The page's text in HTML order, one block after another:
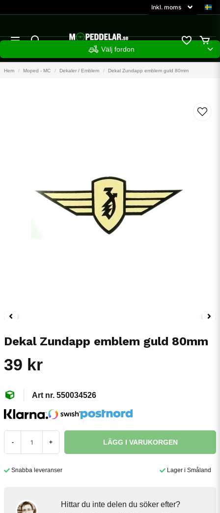
Välj fordon
Hem Moped - MC Dekaler / Emblem Dekal Zundapp emblem guld 80mm
Dekal Zundapp emblem guld 80mm
39 kr
550034526
- + LÄGG I VARUKORGEN
Snabba leveranser Lager i Småland
Hittar du inte delen du söker efter?